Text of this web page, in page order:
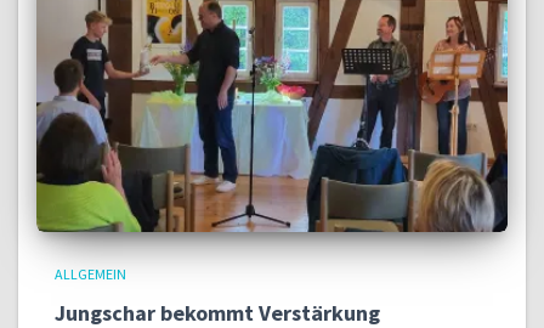
ALLGEMEIN
Jungschar bekommt Verstärkung